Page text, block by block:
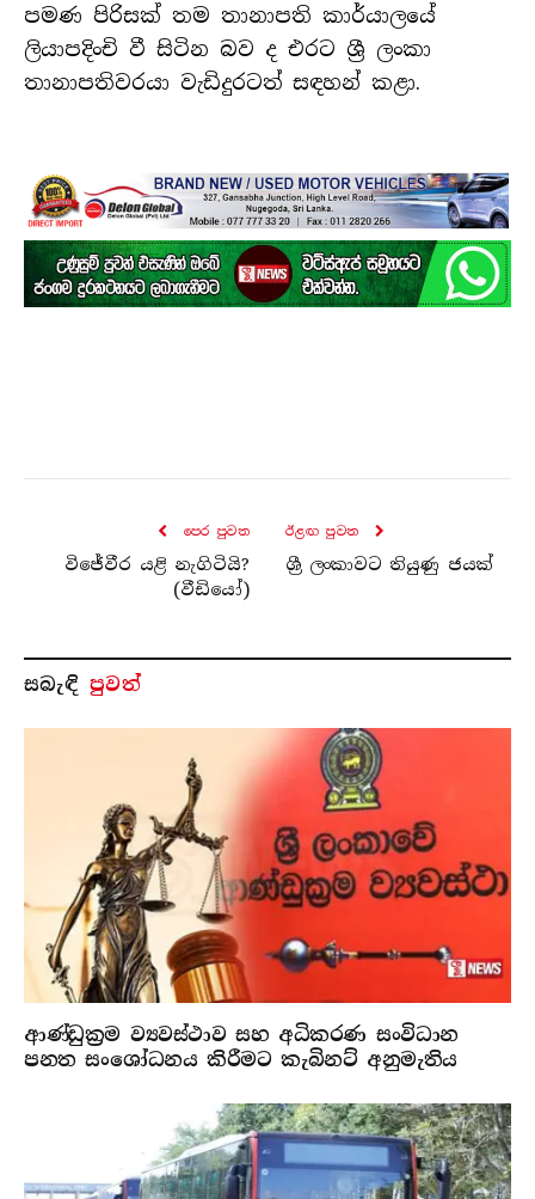
පමණ පිරිසක් තම තානාපති කාර්යාලයේ
ලියාපදිංචි වී සිටින බව ද එරට ශ්‍රී ලංකා
තානාපතිවරයා වැඩිදුරටත් සඳහන් කළා.
පෙර පුව​ත
විජේවීර යළි නැගිටියි?
(වීඩියෝ)
ඊළඟ පුව​ත
ශ්‍රී ලංකාවට තියුණු ජයක්
සබැ​ඳි පුවත්
ආණ්ඩුක්‍රම ව්‍යවස්ථාව සහ අධිකරණ සංවිධාන
පනත සංශෝධනය කිරීමට කැබිනට් අනුමැතිය